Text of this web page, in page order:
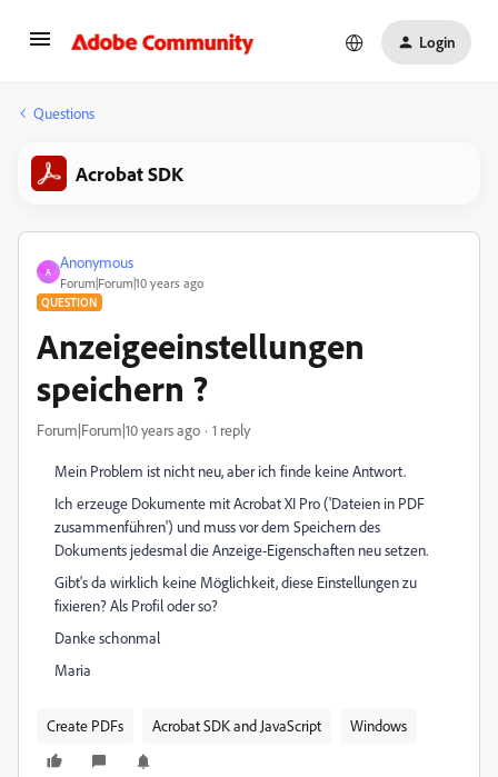
Login
Questions
Acrobat SDK
A
Anonymous
Forum|Forum|10 years ago
QUESTION
Anzeigeeinstellungen
speichern ?
Forum|Forum|10 years ago 1 reply
Mein Problem ist nicht neu, aber ich finde keine Antwort.
Ich erzeuge Dokumente mit Acrobat XI Pro ('Dateien in PDF
zusammenführen') und muss vor dem Speichern des
Dokuments jedesmal die Anzeige-Eigenschaften neu setzen.
Gibt's da wirklich keine Möglichkeit, diese Einstellungen zu
fixieren? Als Profil oder so?
Danke schonmal
Maria
Create PDFs Acrobat SDK and JavaScript Windows